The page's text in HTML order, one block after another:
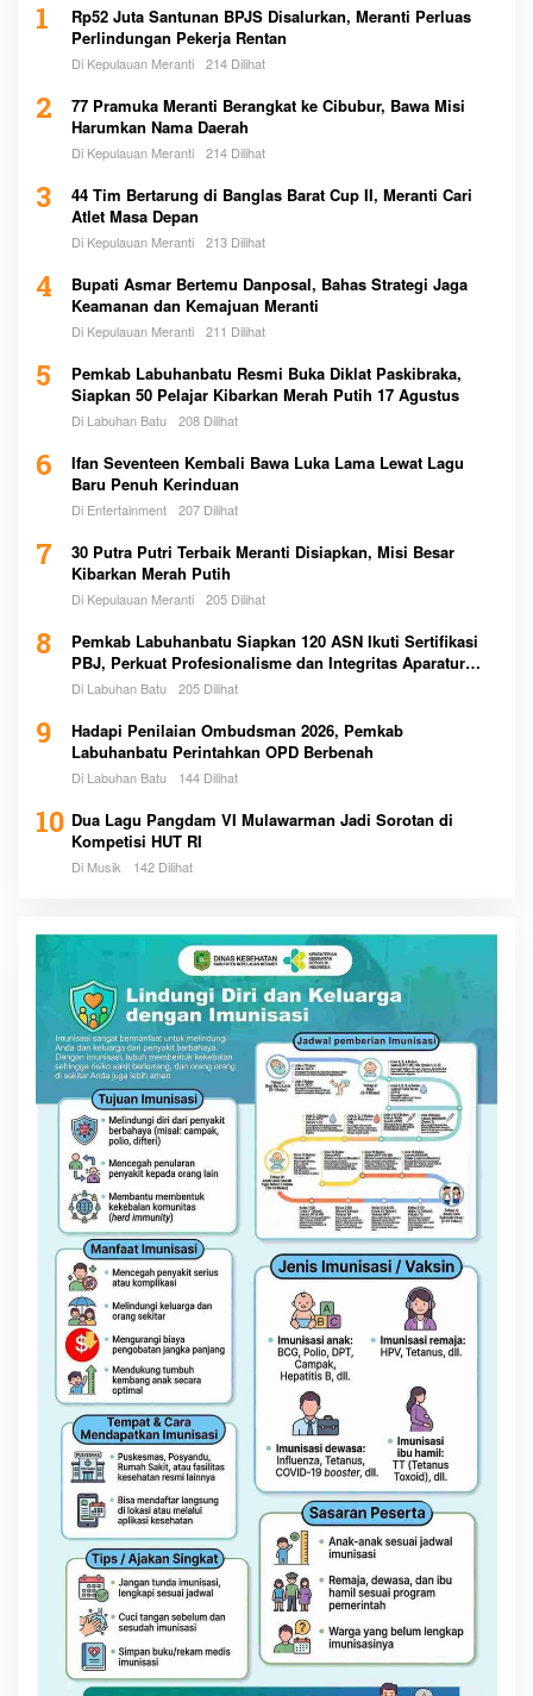
1
Rp52 Juta Santunan BPJS Disalurkan, Meranti Perluas
Perlindungan Pekerja Rentan
Di Kepulauan Meranti 214 Dilihat
2
77 Pramuka Meranti Berangkat ke Cibubur, Bawa Misi
Harumkan Nama Daerah
Di Kepulauan Meranti 214 Dilihat
3
44 Tim Bertarung di Banglas Barat Cup II, Meranti Cari
Atlet Masa Depan
Di Kepulauan Meranti 213 Dilihat
4
Bupati Asmar Bertemu Danposal, Bahas Strategi Jaga
Keamanan dan Kemajuan Meranti
Di Kepulauan Meranti 211 Dilihat
5
Pemkab Labuhanbatu Resmi Buka Diklat Paskibraka,
Siapkan 50 Pelajar Kibarkan Merah Putih 17 Agustus
Di Labuhan Batu 208 Dilihat
6
Ifan Seventeen Kembali Bawa Luka Lama Lewat Lagu
Baru Penuh Kerinduan
Di Entertainment 207 Dilihat
7
30 Putra Putri Terbaik Meranti Disiapkan, Misi Besar
Kibarkan Merah Putih
Di Kepulauan Meranti 205 Dilihat
8
Pemkab Labuhanbatu Siapkan 120 ASN Ikuti Sertifikasi
PBJ, Perkuat Profesionalisme dan Integritas Aparatur
Pemerintah
Di Labuhan Batu 205 Dilihat
9
Hadapi Penilaian Ombudsman 2026, Pemkab
Labuhanbatu Perintahkan OPD Berbenah
Di Labuhan Batu 144 Dilihat
10 Dua Lagu Pangdam VI Mulawarman Jadi Sorotan di
Kompetisi HUT RI
Di Musik 142 Dilihat